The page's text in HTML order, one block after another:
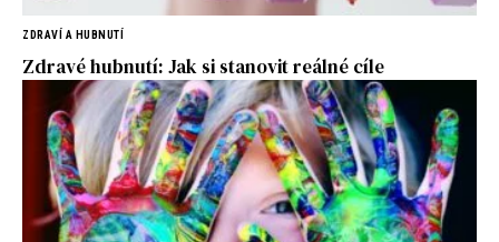
ZDRAVÍ A HUBNUTÍ
Zdravé hubnutí: Jak si stanovit reálné cíle